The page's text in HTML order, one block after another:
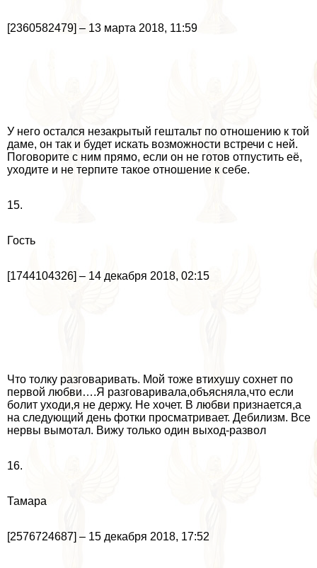
[2360582479] – 13 марта 2018, 11:59
У него остался незакрытый гештальт по отношению к той
даме, он так и будет искать возможности встречи с ней.
Поговорите с ним прямо, если он не готов отпустить её,
уходите и не терпите такое отношение к себе.
15.
Гость
[1744104326] – 14 декабря 2018, 02:15
Что толку разговаривать. Мой тоже втихушу сохнет по
первой любви….Я разговаривала,объясняла,что если
болит уходи,я не держу. Не хочет. В любви признается,а
на следующий день фотки просматривает. Дебилизм. Все
нервы вымотал. Вижу только один выход-развол
16.
Тамара
[2576724687] – 15 декабря 2018, 17:52